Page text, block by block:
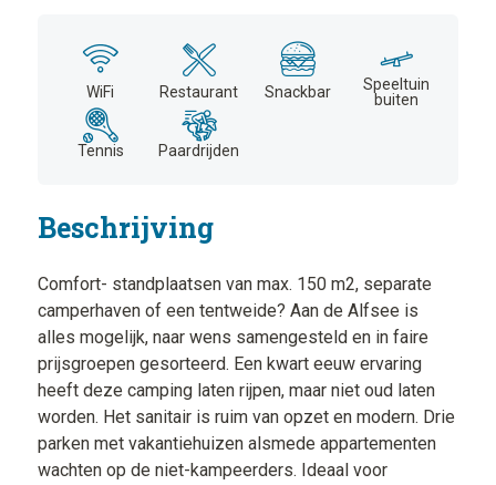
WiFi Restaurant Snackbar
Speeltuin
buiten
Tennis Paardrijden
Beschrijving
Comfort- standplaatsen van max. 150 m2, separate
camperhaven of een tentweide? Aan de Alfsee is
alles mogelijk, naar wens samengesteld en in faire
prijsgroepen gesorteerd. Een kwart eeuw ervaring
heeft deze camping laten rijpen, maar niet oud laten
worden. Het sanitair is ruim van opzet en modern. Drie
parken met vakantiehuizen alsmede appartementen
wachten op de niet-kampeerders. Ideaal voor